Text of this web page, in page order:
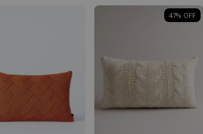
47% OFF